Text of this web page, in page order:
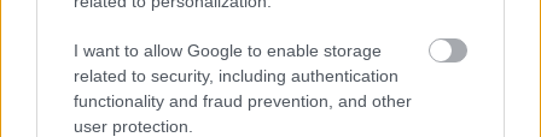
I want to allow Google to enable storage
related to security, including authentication
functionality and fraud prevention, and other
user protection.
adatvédelmi
szabályzatot!
FELIRATKOZÁS